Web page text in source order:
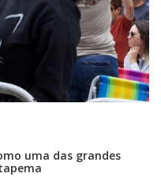
uma das grandes